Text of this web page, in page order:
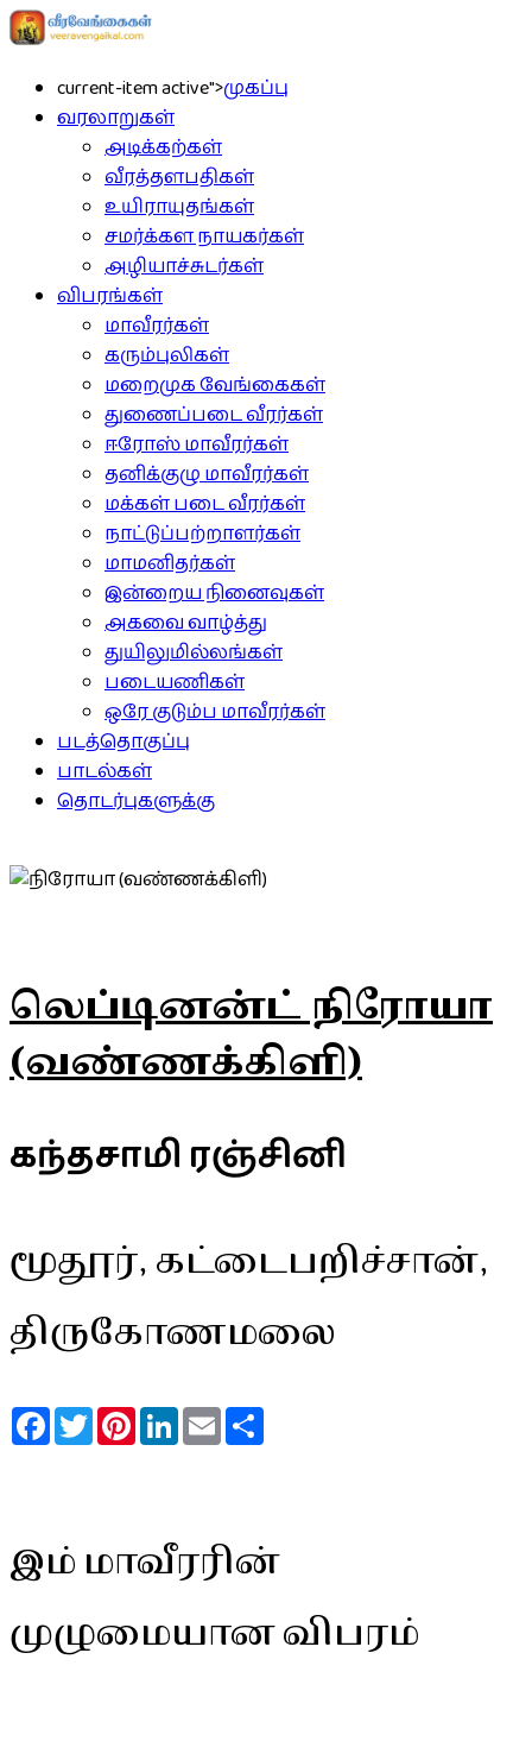
current-item active">முகப்பு
வரலாறுகள்
அடிக்கற்கள்
வீரத்தளபதிகள்
உயிராயுதங்கள்
சமர்க்கள நாயகர்கள்
அழியாச்சுடர்கள்
விபரங்கள்
மாவீரர்கள்
கரும்புலிகள்
மறைமுக வேங்கைகள்
துணைப்படை வீரர்கள்
ஈரோஸ் மாவீரர்கள்
தனிக்குழு மாவீரர்கள்
மக்கள் படை வீரர்கள்
நாட்டுப்பற்றாளர்கள்
மாமனிதர்கள்
இன்றைய நினைவுகள்
அகவை வாழ்த்து
துயிலுமில்லங்கள்
படையணிகள்
ஒரே குடும்ப மாவீரர்கள்
படத்தொகுப்பு
பாடல்கள்
தொடர்புகளுக்கு
லெப்டினன்ட் நிரோயா
(வண்ணக்கிளி)
கந்தசாமி ரஞ்சினி
மூதூர், கட்டைபறிச்சான்,
திருகோணமலை
FacebookTwitterPinterestLinkedInEmail
இம் மாவீரரின்
முழுமையான விபரம்